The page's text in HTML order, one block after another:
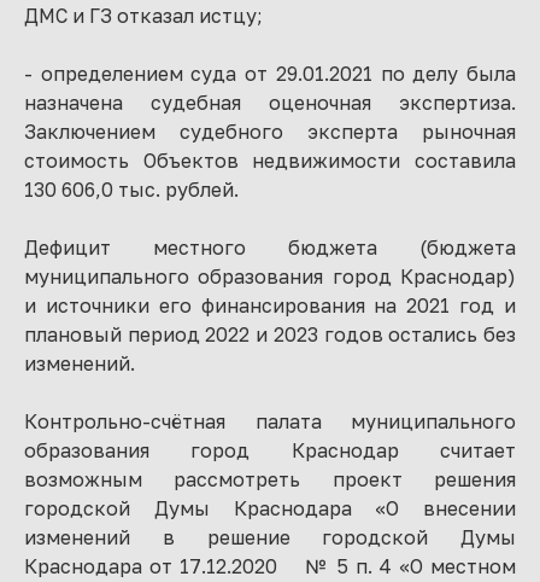
ДМС и ГЗ отказал истцу;
- определением суда от 29.01.2021 по делу была
назначена судебная оценочная экспертиза.
Заключением судебного эксперта рыночная
стоимость Объектов недвижимости составила
130 606,0 тыс. рублей.
Дефицит местного бюджета (бюджета
муниципального образования город Краснодар)
и источники его финансирования на 2021 год и
плановый период 2022 и 2023 годов остались без
изменений.
Контрольно-счётная палата муниципального
образования город Краснодар считает
возможным рассмотреть проект решения
городской Думы Краснодара «О внесении
изменений в решение городской Думы
Краснодара от 17.12.2020 № 5 п. 4 «О местном